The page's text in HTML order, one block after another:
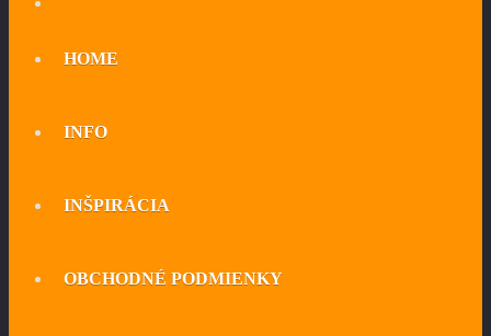
HOME
INFO
INŠPIRÁCIA
OBCHODNÉ PODMIENKY